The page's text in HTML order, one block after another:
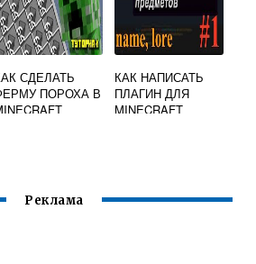
СДЕЛАТЬ
ПОРОХА В
КАК НАПИСАТЬ
ПЛАГИН ДЛЯ
MINECRAFT
Реклама